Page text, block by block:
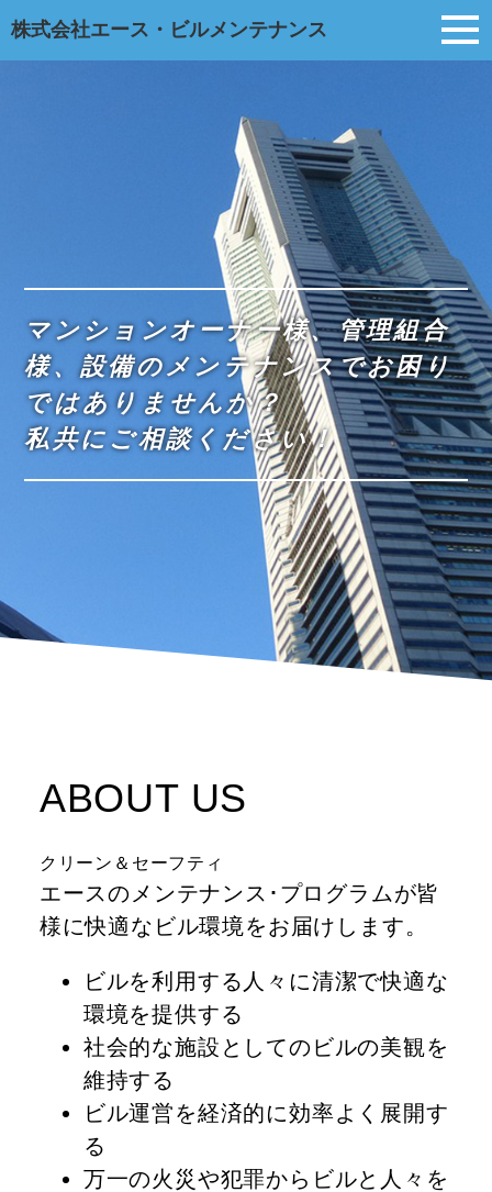
株式会社エース・ビルメンテナンス
マンションオーナー様、管理組合
様、設備のメンテナンスでお困り
ではありませんか？
私共にご相談ください！
ABOUT US
クリーン＆セーフティ
エースのメンテナンス･プログラムが皆
様に快適なビル環境をお届けします。
ビルを利用する人々に清潔で快適な
環境を提供する
社会的な施設としてのビルの美観を
維持する
ビル運営を経済的に効率よく展開す
る
万一の火災や犯罪からビルと人々を